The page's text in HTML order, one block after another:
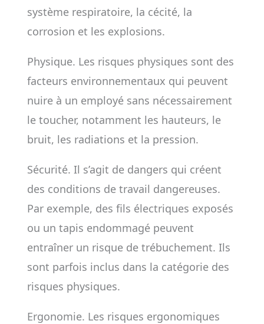
système respiratoire, la cécité, la
corrosion et les explosions.
Physique. Les risques physiques sont des
facteurs environnementaux qui peuvent
nuire à un employé sans nécessairement
le toucher, notamment les hauteurs, le
bruit, les radiations et la pression.
Sécurité. Il s’agit de dangers qui créent
des conditions de travail dangereuses.
Par exemple, des fils électriques exposés
ou un tapis endommagé peuvent
entraîner un risque de trébuchement. Ils
sont parfois inclus dans la catégorie des
risques physiques.
Ergonomie. Les risques ergonomiques